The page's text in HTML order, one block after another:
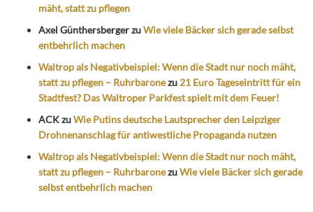
mäht, statt zu pflegen
Axel GünthersbergerzuWie viele Bäcker sich gerade selbst
entbehrlich machen
Waltrop als Negativbeispiel: Wenn die Stadt nur noch mäht,
statt zu pflegen – Ruhrbaronezu 21 Euro Tageseintritt für ein
Stadtfest? Das Waltroper Parkfest spielt mit dem Feuer!
ACKzuWie Putins deutsche Lautsprecher den Leipziger
Drohnenanschlag für antiwestliche Propaganda nutzen
Waltrop als Negativbeispiel: Wenn die Stadt nur noch mäht,
statt zu pflegen – RuhrbaronezuWie viele Bäcker sich gerade
selbst entbehrlich machen